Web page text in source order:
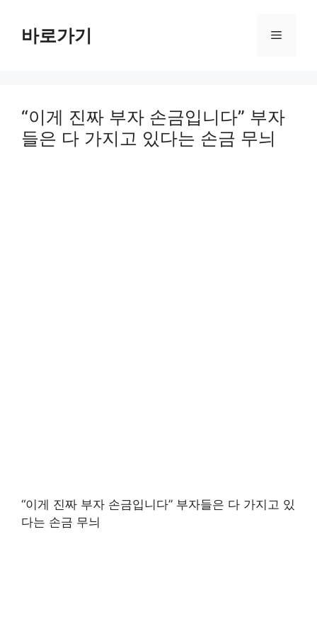
content바로가기 Menu
“이게 진짜 부자 손금입니다” 부자
들은 다 가지고 있다는 손금 무늬
“이게 진짜 부자 손금입니다” 부자들은 다 가지고 있
다는 손금 무늬